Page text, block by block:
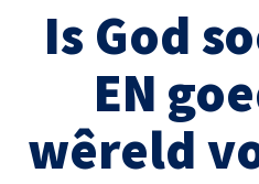
Is God
EN
wêreld